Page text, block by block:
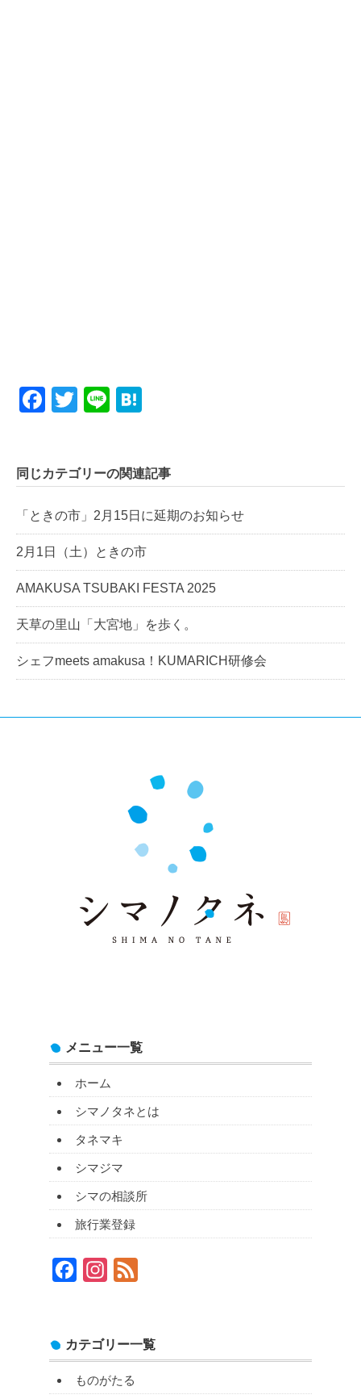
Facebook
Twitter
Line
同じカテゴリーの関連記事
「ときの市」2月15日に延期のお知らせ
2月1日（土）ときの市
AMAKUSA TSUBAKI FESTA 2025
天草の里山「大宮地」を歩く。
シェフmeets amakusa！KUMARICH研修会
メニュー一覧
ホーム
シマノタネとは
タネマキ
シマジマ
シマの相談所
旅行業登録
FacebookInstagram
カテゴリー一覧
ものがたる